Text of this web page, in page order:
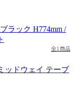
全1商品
ッドウェイ テーブ